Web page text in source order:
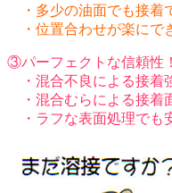
・多少の油面でも接着
・位置合わせが楽にで
③パーフェクトな信頼性！
・混合不良による接着
・混合むらによる接着
・ラフな表面処理でも